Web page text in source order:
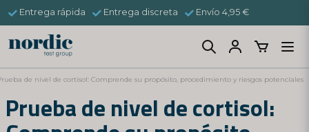
Entrega rápida Entrega discreta Envío 4,95 €
de nivel de cortisol: Comprende su propósito, procedimiento y riesgos potenciales
Prueba de nivel de cortisol: